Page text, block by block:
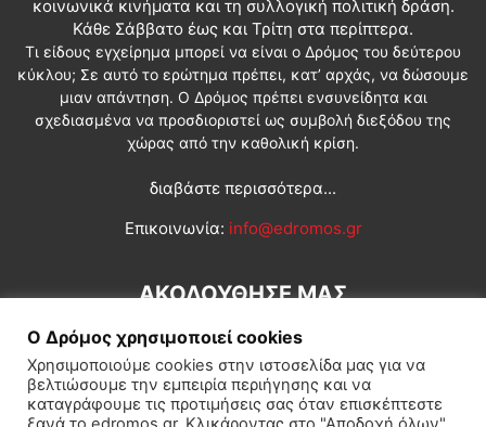
κοινωνικά κινήματα και τη συλλογική πολιτική δράση.
Κάθε Σάββατο έως και Τρίτη στα περίπτερα.
Τι είδους εγχείρημα μπορεί να είναι ο Δρόμος του δεύτερου
κύκλου; Σε αυτό το ερώτημα πρέπει, κατ’ αρχάς, να δώσουμε
μιαν απάντηση. Ο Δρόμος πρέπει ενσυνείδητα και
σχεδιασμένα να προσδιοριστεί ως συμβολή διεξόδου της
χώρας από την καθολική κρίση.
διαβάστε περισσότερα...
Επικοινωνία: info@edromos.gr
ΑΚΟΛΟΥΘΗΣΕ ΜΑΣ
Ο Δρόμος χρησιμοποιεί cookies
Χρησιμοποιούμε cookies στην ιστοσελίδα μας για να
βελτιώσουμε την εμπειρία περιήγησης και να
καταγράφουμε τις προτιμήσεις σας όταν επισκέπτεστε